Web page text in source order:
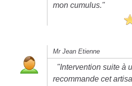
mon cumulus."
Mr Jean Etienne
"Intervention suite à
recommande cet